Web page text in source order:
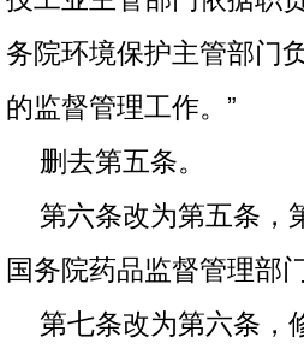
务院环境保护主管部门
的监督管理工作。”
删去第五条。
第六条改为第五条，
国务院药品监督管理部
第七条改为第六条，